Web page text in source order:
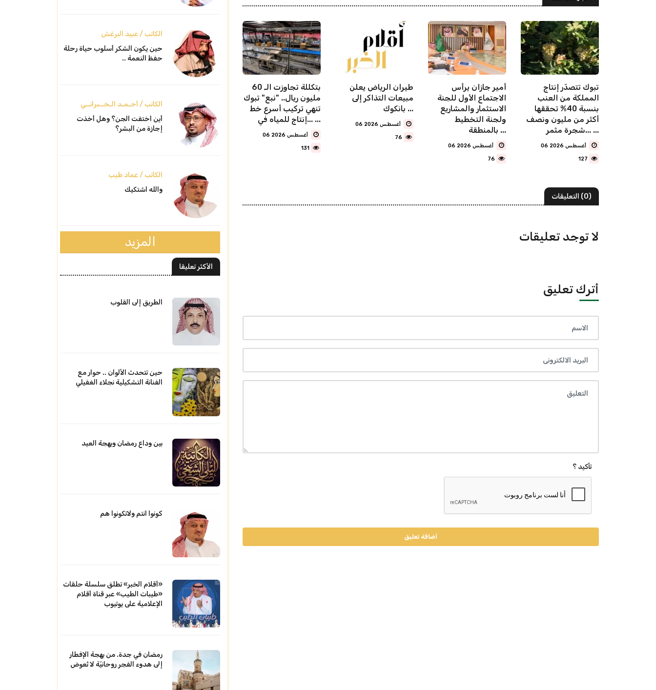
بتكللة تجاوزت الـ 60
مليون ريال.. "نبع" تبوك
تنهي تركيب أسرع خط
إنتاج للمياه في... ...
131
طيران الرياض يعلن
مبيعات التذاكر إلى
بانكوك ...
76
أمير جازان يرأس
الاجتماع الأول للجنة
الاستثمار والمشاريع
ولجنة التخطيط
بالمنطقة ...
76
تبوك تتصدّر إنتاج
المملكة من العنب
بنسبة 40% تحققها
أكثر من مليون ونصف
شجرة مثمر... ...
127
(0) التعليقات
لا توجد تعليقات
أترك تعليق
تأكيد ؟
أضافة تعليق
الكاتب / عبيد البرغش
حين يكون الشكر أسلوب حياة رحلة
حفظ النعمة ..
الكاتب / أحـمـد الـخــبرانــي
أين اختفت الجن؟ وهل أخذت
إجازة من البشر؟
الكاتب / عماد طيب
والله اشتكيك
المزيد
الأكثر تعليقا
الطريق إلى القلوب
حين تتحدث الألوان .. حوار مع
الفنانة التشكيلية نجلاء الغفيلي
بين وداع رمضان وبهجة العيد
كونوا انتم ولاتكونوا هم
«أقلام الخبر» تطلق سلسلة حلقات
«طيبات الطيب» عبر قناة أقلام
الإعلامية على يوتيوب
رمضان في جدة. من بهجة الإفطار
إلى هدوء الفجر روحانيّة لا تُعوض